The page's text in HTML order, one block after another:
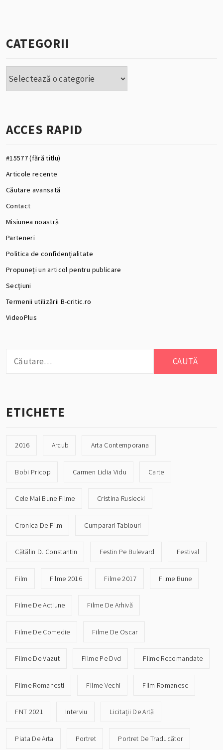
CATEGORII
ACCES RAPID
#15577 (fără titlu)
Articole recente
Căutare avansată
Contact
Misiunea noastră
Parteneri
Politica de confidențialitate
Propuneți un articol pentru publicare
Secțiuni
Termenii utilizării B-critic.ro
VideoPlus
după:
ETICHETE
2016 Arcub Arta Contemporana
Bobi Pricop Carmen Lidia Vidu Carte
Cele Mai Bune Filme Cristina Rusiecki
Cronica De Film Cumparari Tablouri
Cătălin D. Constantin Festin Pe Bulevard Festival
Film Filme 2016 Filme 2017 Filme Bune
Filme De Actiune Filme De Arhivă
Filme De Comedie Filme De Oscar
Filme De Vazut Filme Pe Dvd Filme Recomandate
Filme Romanesti Filme Vechi Film Romanesc
FNT 2021 Interviu Licitații De Artă
Piata De Arta Portret Portret De Traducător